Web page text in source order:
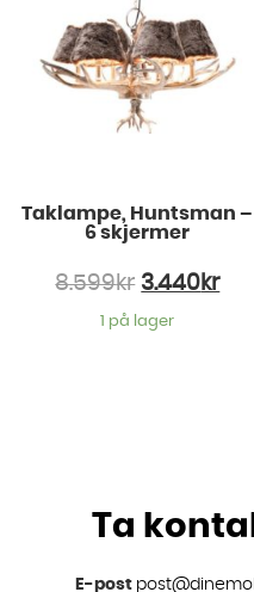
Taklampe, Huntsman –
6 skjermer
8.599kr 3.440 kr
1 på lager
Ta
E-post